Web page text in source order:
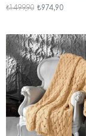
Şalı
₺974,90
₺1.499,90